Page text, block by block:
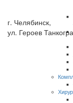
г. Челябинск,
ул. Героев